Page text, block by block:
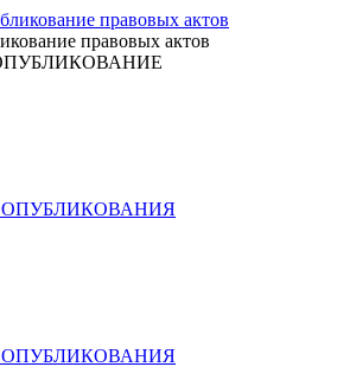
правовых актов